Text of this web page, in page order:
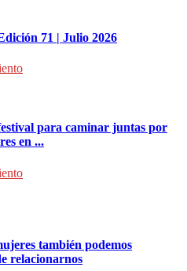
71 | Julio 2026
para caminar juntas por
en ...
también podemos
relacionarnos